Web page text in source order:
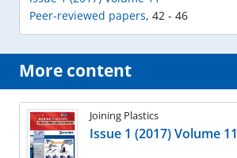
Peer-reviewed papers, 42 - 46
More content
Joining Plastics
Issue 1 (2017) Volume 11